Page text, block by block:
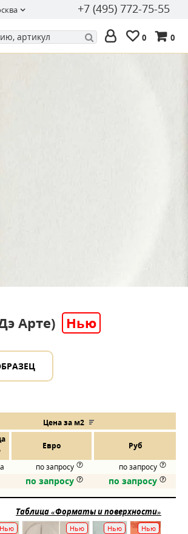
+7 (495) 772-75-55
0 0
Арте) Нью
Цена за м2
Евро Руб
по запросу
по запросу
по запросу по запросу
Таблица «Форматы и поверхности»
Нью Нью Нью Нью